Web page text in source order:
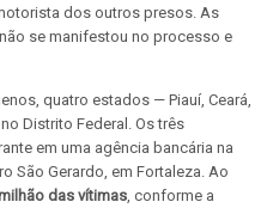
dos outros presos. As
se manifestou no processo e
quatro estados — Piauí, Ceará,
Distrito Federal. Os três
em uma agência bancária na
São Gerardo, em Fortaleza. Ao
das vítimas , conforme a